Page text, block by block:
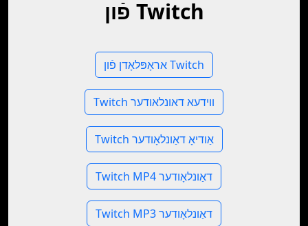
פֿון Twitch
אראָפּלאָדן פֿון Twitch
Twitch ווידעא דאונלאודער
Twitch אַודיאָ דאַונלאָודער
Twitch MP4 דאַונלאָודער
Twitch MP3 דאַונלאָודער